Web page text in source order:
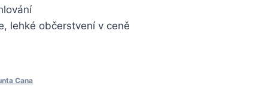
lehké občerstvení v ceně
Cana